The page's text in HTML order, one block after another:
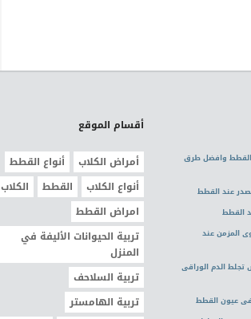
القطط وافضل طرق
عند القطط
القطط
المزمن عند
الدم الوراقى
فى عيون القطط
أقسام الموقع
أمراض الكلاب
أنواع القطط
أنواع الكلاب
القطط
الكلاب
امراض القطط
تربية الحيوانات الأليفة في
المنزل
تربية السلاحف
تربية الهامستر